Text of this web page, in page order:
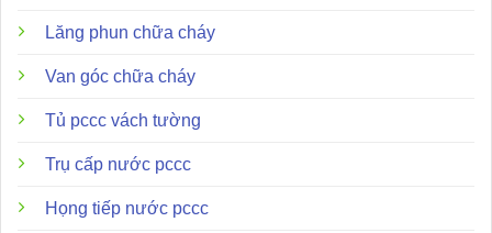
Lăng phun chữa cháy
Van góc chữa cháy
Tủ pccc vách tường
Trụ cấp nước pccc
Họng tiếp nước pccc